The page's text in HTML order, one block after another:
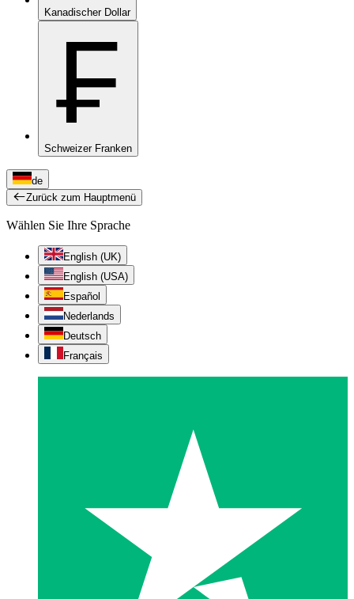
Kanadischer Dollar
₣
Schweizer Franken
de
Zurück zum Hauptmenü
Wählen Sie Ihre Sprache
English (UK)
English (USA)
Español
Nederlands
Deutsch
Français